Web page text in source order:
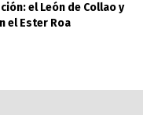
el León de Collao y
el Ester Roa